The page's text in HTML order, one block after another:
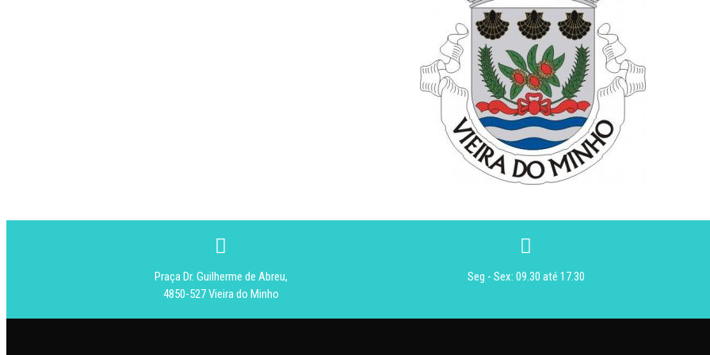
Praça Dr. Guilherme de Abreu,
4850-527 Vieira do Minho
Seg - Sex: 09.30 até 17.30